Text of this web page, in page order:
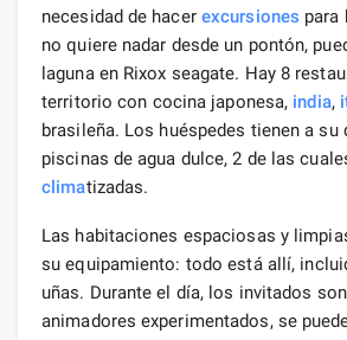
necesidad de hacer excursiones para
no quiere nadar desde un pontón,
laguna en Rixox seagate. Hay 8
territorio con cocina japonesa, india,
brasileña. Los huéspedes tienen a
piscinas de agua dulce, 2 de las
climatizadas.
Las habitaciones espaciosas y
su equipamiento: todo está allí,
uñas. Durante el día, los invitados
animadores experimentados, se